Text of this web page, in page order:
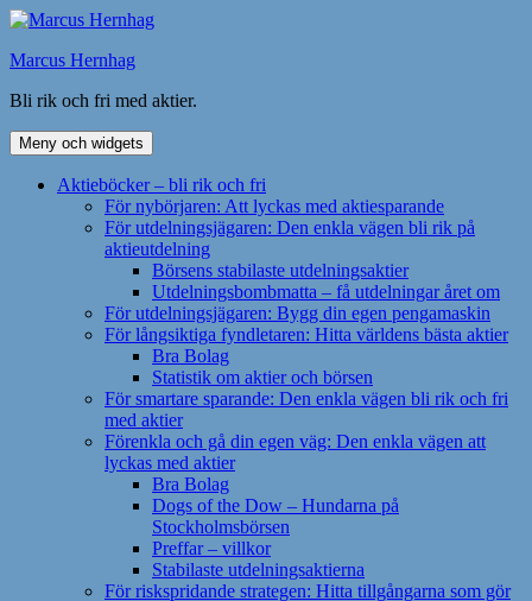
Hoppa
innehåll
Marcus Hernhag
Bli rik och fri med aktier.
Meny och widgets
Aktieböcker – bli rik och fri
För nybörjaren: Att lyckas med aktiesparande
För utdelningsjägaren: Den enkla vägen bli rik på
aktieutdelning
Börsens stabilaste utdelningsaktier
Utdelningsbombmatta – få utdelningar året om
För utdelningsjägaren: Bygg din egen pengamaskin
För långsiktiga fyndletaren: Hitta världens bästa aktier
Bra Bolag
Statistik om aktier och börsen
För smartare sparande: Den enkla vägen bli rik och fri
med aktier
Förenkla och gå din egen väg: Den enkla vägen att
lyckas med aktier
Bra Bolag
Dogs of the Dow – Hundarna på
Stockholmsbörsen
Preffar – villkor
Stabilaste utdelningsaktierna
För riskspridande strategen: Hitta tillgångarna som gör